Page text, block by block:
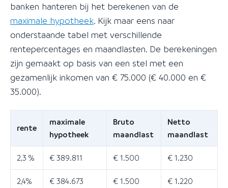
banken hanteren bij het berekenen van de
maximale hypotheek. Kijk maar eens naar
onderstaande tabel met verschillende
rentepercentages en maandlasten. De berekeningen
zijn gemaakt op basis van een stel met een
gezamenlijk inkomen van € 75.000 (€ 40.000 en €
35.000).
rente
maximale
hypotheek
Bruto
maandlast
Netto
maandlast
2,3 % € 389.811 € 1.500 € 1.230
2,4% € 384.673 € 1.500 € 1.220